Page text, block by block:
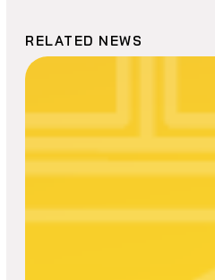
RELATED NEWS